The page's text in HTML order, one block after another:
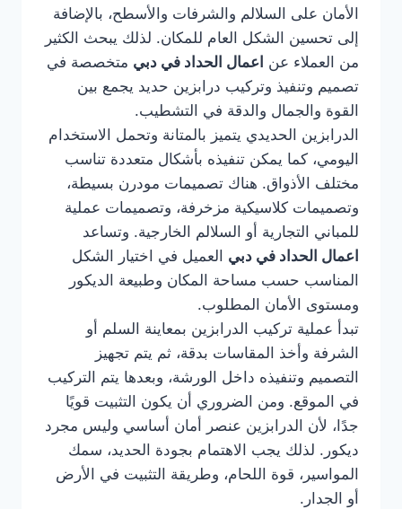
الأمان على السلالم والشرفات والأسطح، بالإضافة
إلى تحسين الشكل العام للمكان. لذلك يبحث الكثير
من العملاء عن اعمال الحداد في دبي متخصصة في
تصميم وتنفيذ وتركيب درابزين حديد يجمع بين
القوة والجمال والدقة في التشطيب.
الدرابزين الحديدي يتميز بالمتانة وتحمل الاستخدام
اليومي، كما يمكن تنفيذه بأشكال متعددة تناسب
مختلف الأذواق. هناك تصميمات مودرن بسيطة،
وتصميمات كلاسيكية مزخرفة، وتصميمات عملية
للمباني التجارية أو السلالم الخارجية. وتساعد
اعمال الحداد في دبي العميل في اختيار الشكل
المناسب حسب مساحة المكان وطبيعة الديكور
ومستوى الأمان المطلوب.
تبدأ عملية تركيب الدرابزين بمعاينة السلم أو
الشرفة وأخذ المقاسات بدقة، ثم يتم تجهيز
التصميم وتنفيذه داخل الورشة، وبعدها يتم التركيب
في الموقع. ومن الضروري أن يكون التثبيت قويًا
جدًا، لأن الدرابزين عنصر أمان أساسي وليس مجرد
ديكور. لذلك يجب الاهتمام بجودة الحديد، سمك
المواسير، قوة اللحام، وطريقة التثبيت في الأرض
أو الجدار.